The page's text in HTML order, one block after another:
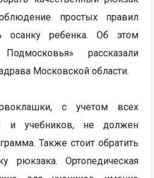
простых правил
осанку ребенка. Об этом
рассказали
Московской области.
с учетом всех
и учебников, не должен
Также стоит обратить
рюкзака. Ортопедическая